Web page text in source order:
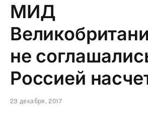
МИД
не
Россией
23 декабря, 2017